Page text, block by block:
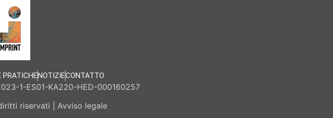
PRATICHENOTIZIECONTATTO
1-ES01-KA220-HED-000160257
riservati | Avviso legale